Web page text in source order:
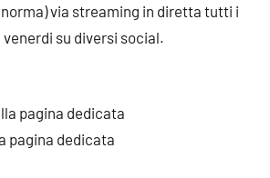
via streaming in diretta tutti i
su diversi social.
pagina dedicata
pagina dedicata